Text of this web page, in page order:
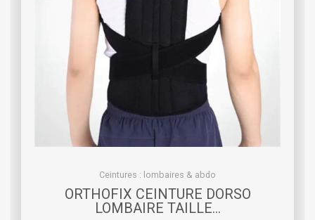
Ceintures : lombaires & abdo
ORTHOFIX CEINTURE DORSO
LOMBAIRE TAILLE…